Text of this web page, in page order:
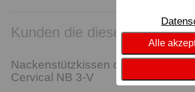
Alle
Kunden die diesen Artikel
Nackenstützkissen dormabell
Cervical NB 3-V